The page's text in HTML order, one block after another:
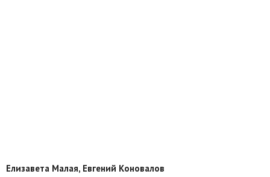
Елизавета Малая, Евгений Коновалов